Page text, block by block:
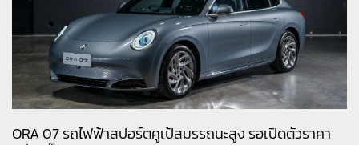
ORA 07 รถไฟฟ้าสปอร์ตคูเป้สมรรถนะสูง รอเปิดตัวราคา